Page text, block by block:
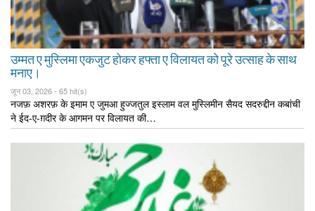
उम्मत ए मुस्लिमा एकजुट होकर हफ्ता ए विलायत को पूरे उत्साह के साथ
मनाए।
जून 03, 2026 - 65 hit(s)
नजफ़ अशरफ़ के इमाम ए जुमआ हुज्जतुल इस्लाम वल मुस्लिमीन सैयद सदरुद्दीन कबांची
ने ईद-ए-ग़दीर के आगमन पर विलायत की…